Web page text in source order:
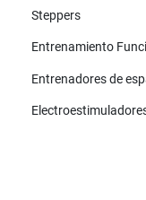
Steppers
Entrenamiento
Entrenadores de